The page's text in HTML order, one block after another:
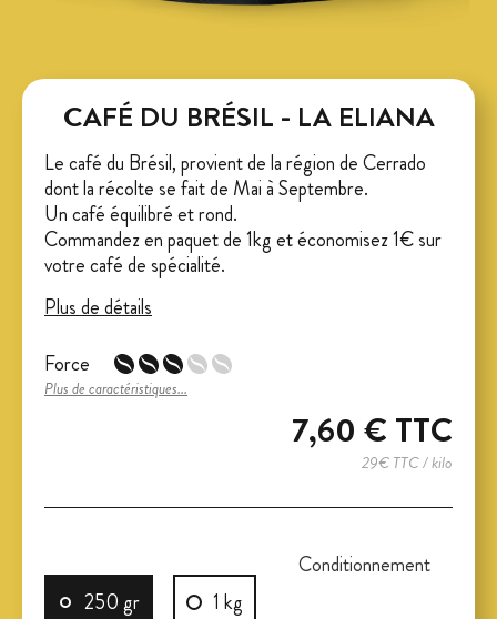
CAFÉ DU BRÉSIL - LA ELIANA
Le café du Brésil, provient de la région de Cerrado
dont la récolte se fait de Mai à Septembre.
Un café équilibré et rond.
Commandez en paquet de 1kg et économisez 1€ sur
votre café de spécialité.
Plus de détails
Force
Plus de caractéristiques...
7,60 € TTC
29€ TTC / kilo
Conditionnement
250 gr
1 kg